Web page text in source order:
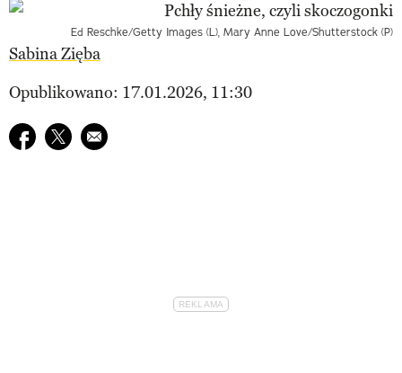
Ed Reschke/Getty Images (L), Mary Anne Love/Shutterstock (P)
Sabina Zięba
Opublikowano: 17.01.2026, 11:30
Udostępnij na facebook
Udostępnij na twitter
E-mail do przyjaciela